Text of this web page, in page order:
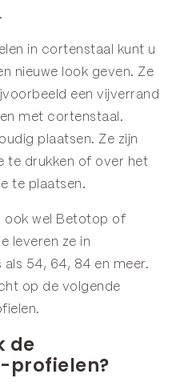
in cortenstaal kunt u
nieuwe look geven. Ze
een vijverrand
met cortenstaal.
plaatsen. Ze zijn
te drukken of over het
te plaatsen.
ook wel Betotop of
leveren ze in
54, 64, 84 en meer.
op de volgende
.
de
profielen?